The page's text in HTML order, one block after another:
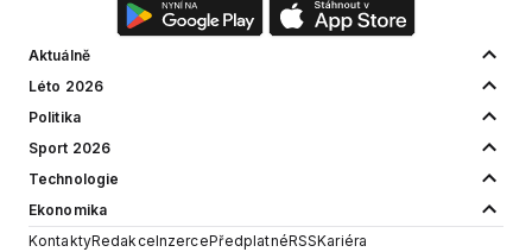
Aktuálně
Léto 2026
Politika
Sport 2026
Technologie
Ekonomika
KontaktyRedakceInzercePředplatnéRSSKariéra